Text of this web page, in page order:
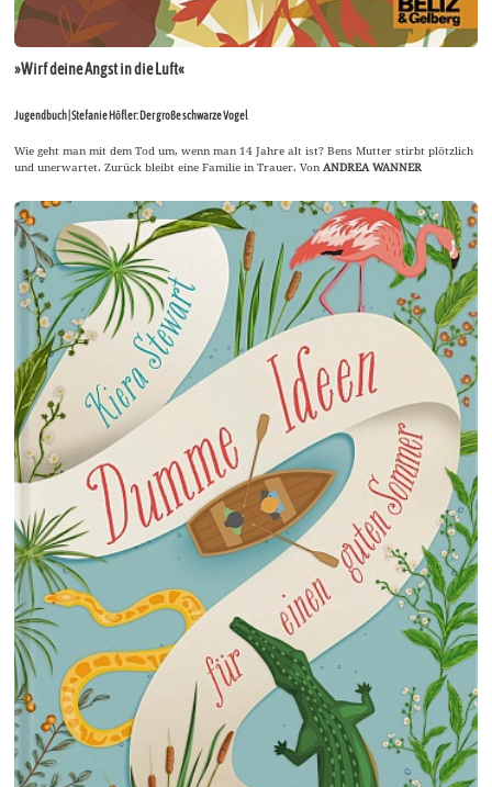
»Wirf deine Angst in die Luft«
Jugendbuch | Stefanie Höfler: Der große schwarze Vogel
Wie geht man mit dem Tod um, wenn man 14 Jahre alt ist? Bens Mutter stirbt plötzlich
und unerwartet. Zurück bleibt eine Familie in Trauer. VonANDREA WANNER